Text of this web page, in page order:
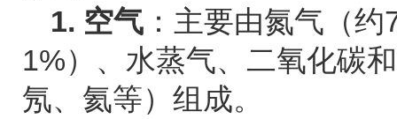
1. 空气 ：主要由氮气（
1%）、水蒸气、二氧化碳
氖、氦等）组成。